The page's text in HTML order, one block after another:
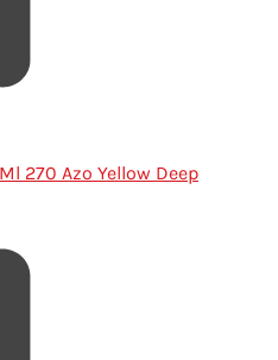
270 Azo Yellow Deep